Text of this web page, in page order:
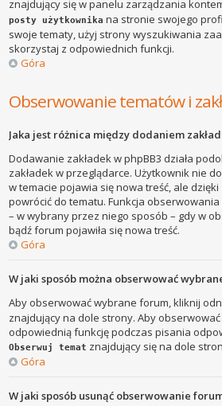
znajdujący się w panelu zarządzania
posty użytkownika na stronie swojego
swoje tematy, użyj strony wyszukiwania
skorzystaj z odpowiednich funkcji.
Góra
Obserwowanie tematów i
Jaka jest różnica między dodaniem
Dodawanie zakładek w phpBB3 działa
zakładek w przeglądarce. Użytkownik nie
w temacie pojawia się nowa treść, ale dzięki
powrócić do tematu. Funkcja
– w wybrany przez niego sposób – gdy w
bądź forum pojawiła się nowa treść.
Góra
W jaki sposób można obserwować
Aby obserwować wybrane forum, kliknij
znajdujący na dole strony. Aby
odpowiednią funkcję podczas pisania
Obserwuj temat znajdujący się na dole
Góra
W jaki sposób usunąć obserwowanie